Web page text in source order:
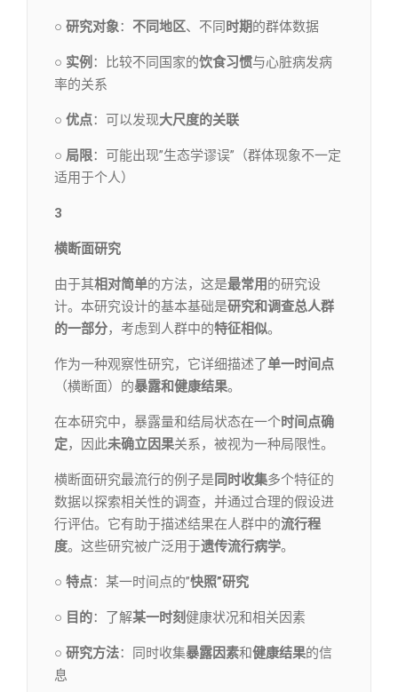
○ 研究对象： 不同地区、不同时期的群体数据
○ 实例 ：比较不同国家的饮食习惯与心脏病发病
率的关系
○ 优点：可以发现大尺度的关联
○ 局限：可能出现”生态学谬误”（群体现象不一定
适用于个人）
3
横断面研究
由于其相对简单的方法，这是最常用的研究设
计。本研究设计的基本基础是研究和调查总人群
的一部分，考虑到人群中的特征相似。
作为一种观察性研究，它详细描述了单一时间点
（横断面）的暴露和健康结果。
在本研究中，暴露量和结局状态在一个时间点确
定，因此未确立因果关系，被视为一种局限性。
横断面研究最流行的例子是 同时收集多个特征的
数据以探索相关性的调查，并通过合理的假设进
行评估。它有助于描述结果在人群中的流行程
度。这些研究被广泛用于遗传流行病学。
○ 特点：某一时间点的”快照”研究
○ 目的：了解某一时刻健康状况和相关因素
○ 研究方法：同时收集暴露因素和健康结果的信
息